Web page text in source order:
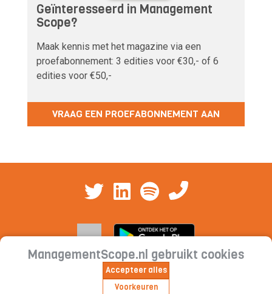
Geïnteresseerd in Management
Scope?
Maak kennis met het magazine via een
proefabonnement: 3 edities voor €30,- of 6
edities voor €50,-
VRAAG EEN PROEFABONNEMENT AAN
Cookieverklaring | Privacyverklaring |
ManagementScope.nl gebruikt cookies
Accepteer alles
Voorkeuren